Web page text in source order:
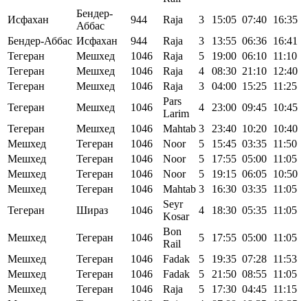
Исфахан
Бендер-
Аббас
944 Raja 3 15:05 07:40 16:35
Бендер-Аббас Исфахан 944 Raja 3 13:55 06:36 16:41
Тегеран
Мешхед 1046 Raja 5 19:00 06:10 11:10
Тегеран
Мешхед 1046 Raja 4 08:30 21:10 12:40
Тегеран
Мешхед 1046 Raja 3 04:00 15:25 11:25
Тегеран
Мешхед 1046
Pars
Larim
4 23:00 09:45 10:45
Тегеран
Мешхед 1046 Mahtab 3 23:40 10:20 10:40
Мешхед
Тегеран 1046 Noor 5 15:45 03:35 11:50
Мешхед
Тегеран 1046 Noor 5 17:55 05:00 11:05
Мешхед
Тегеран 1046 Noor 5 19:15 06:05 10:50
Мешхед
Тегеран 1046 Mahtab 3 16:30 03:35 11:05
Тегеран
Шираз 1046
Seyr
Kosar
4 18:30 05:35 11:05
Мешхед Тегеран 1046
Bon
Rail
5 17:55 05:00 11:05
Мешхед
Тегеран 1046 Fadak 5 19:35 07:28 11:53
Мешхед
Тегеран 1046 Fadak 5 21:50 08:55 11:05
Мешхед
Тегеран 1046 Raja 5 17:30 04:45 11:15